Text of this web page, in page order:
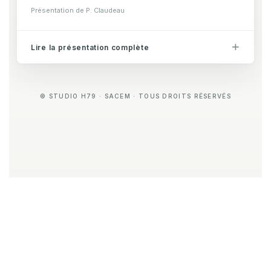
Présentation de P. Claudeau
Lire la présentation complète
© STUDIO H79 · SACEM · TOUS DROITS RÉSERVÉS